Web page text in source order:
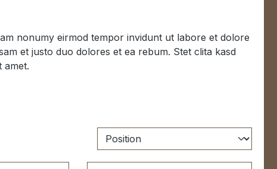
nonumy eirmod tempor invidunt ut labore et dolore
et justo duo dolores et ea rebum. Stet clita kasd
amet.